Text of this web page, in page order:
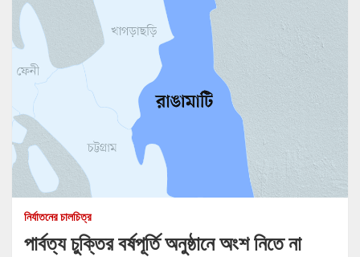
নির্যাতনের চালচিত্র
পার্বত্য চুক্তির বর্ষপূর্তি অনুষ্ঠানে অংশ নিতে না